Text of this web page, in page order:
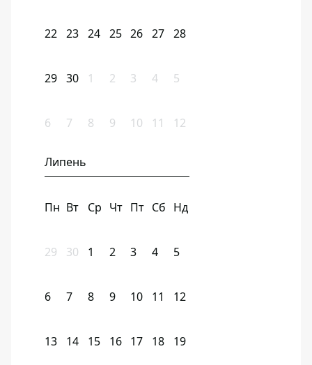
22 23 24 25 26 27 28
29 30 1 2 3 4 5
6 7 8 9 10 11 12
Липень
Пн Вт Ср Чт Пт Сб Нд
29 30 1 2 3 4 5
6 7 8 9 10 11 12
13 14 15 16 17 18 19